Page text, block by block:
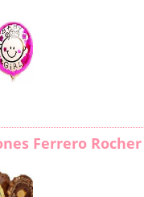
Ferrero Rocher